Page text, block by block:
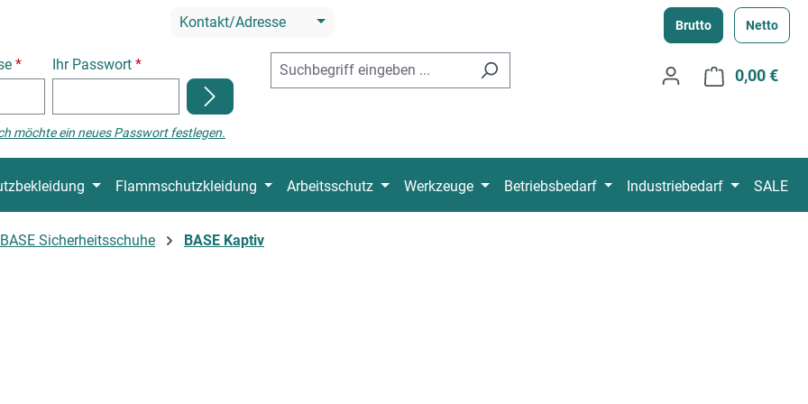
Kontakt/Adresse
* Ihr Passwort*
möchte ein neues Passwort festlegen.
Brutto Netto
0,00 €
Flammschutzkleidung Arbeitsschutz Werkzeuge Betriebsbedarf Industriebedarf SALE
BASE Sicherheitsschuhe BASE Kaptiv